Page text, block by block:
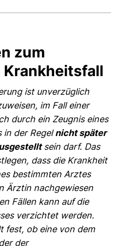
zum
Krankheitsfall
ist unverzüglich
im Fall einer
durch ein Zeugnis eines
in der Regelnicht später
sein darf. Das
dass die Krankheit
bestimmten Arztes
Ärztin nachgewiesen
Fällen kann auf die
verzichtet werden.
fest, ob eine von dem
der